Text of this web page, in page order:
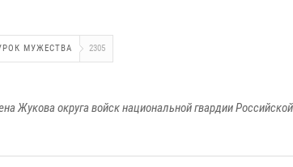
МУЖЕСТВА 2305
Жукова округа войск национальной гвардии